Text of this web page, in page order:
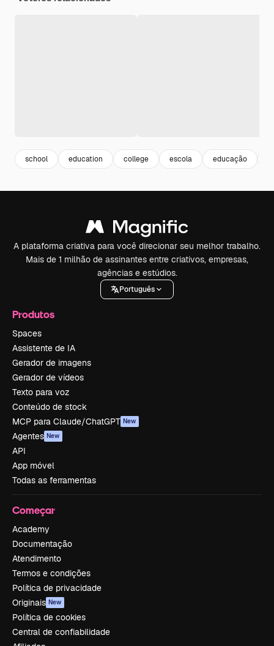
school education college escola educação
A plataforma criativa para você direcionar seu melhor trabalho.
Mais de 1 milhão de assinantes entre criativos, empresas,
agências e estúdios.
Português
Produtos
Spaces
Assistente de IA
Gerador de imagens
Gerador de vídeos
Texto para voz
Conteúdo de stock
MCP para Claude/ChatGPT New
Agentes New
API
App móvel
Todas as ferramentas
Começar
Academy
Documentação
Atendimento
Termos e condições
Política de privacidade
Originais New
Política de cookies
Central de confiabilidade